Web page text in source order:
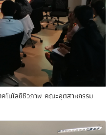
โนโลยีชีวภาพ คณะอุตสาหกรรม